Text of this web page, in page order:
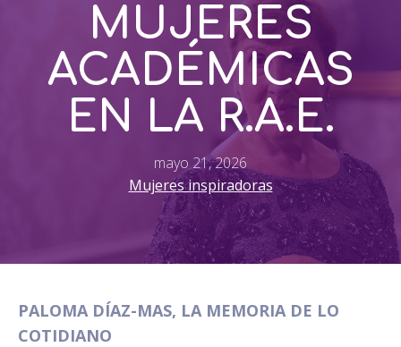
MUJERES
ACADÉMICAS
EN LA R.A.E.
mayo 21, 2026
Mujeres inspiradoras
PALOMA DÍAZ-MAS, LA MEMORIA DE LO
COTIDIANO